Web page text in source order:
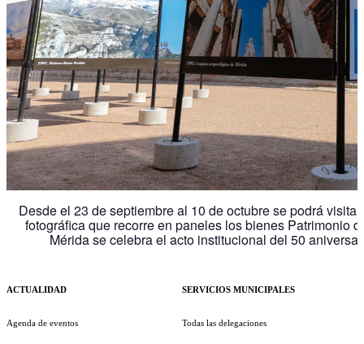
Desde el 23 de septiembre al 10 de octubre se podrá
fotográfica que recorre en paneles los bienes Patrimonio
Mérida se celebra el acto institucional del 50
ACTUALIDAD
Agenda de eventos
SERVICIOS MUNICIPALES
Todas las delegaciones